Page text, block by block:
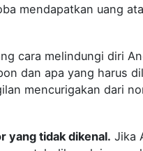
mendapatkan uang
cara melindungi diri
dan apa yang harus
mencurigakan dari
yang tidak dikenal. Jika